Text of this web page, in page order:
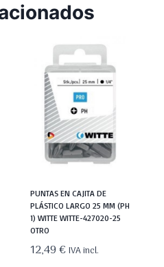
PUNTAS EN CAJITA DE
PLÁSTICO LARGO 25 MM (PH
1) WITTE WITTE-427020-25
OTRO
12,49€ IVA incl.